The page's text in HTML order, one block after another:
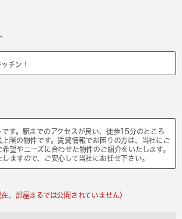
チン！
です。駅までのアクセスが良い、徒歩15分のところ
階の物件です。賃貸情報でお困りの方は、当社にご
望やニーズに合わせた物件のご紹介をいたします。
ますので、ご安心して当社にお任せ下さい。
在、部屋まるでは公開されていません）